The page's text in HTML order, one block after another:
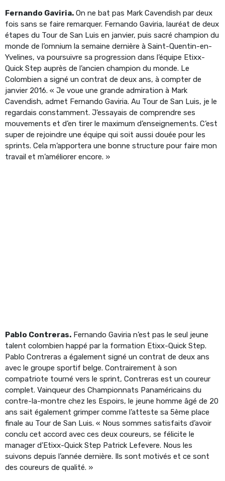
Fernando Gaviria. On ne bat pas Mark Cavendish par deux
fois sans se faire remarquer. Fernando Gaviria, lauréat de deux
étapes du Tour de San Luis en janvier, puis sacré champion du
monde de l’omnium la semaine dernière à Saint-Quentin-en-
Yvelines, va poursuivre sa progression dans l’équipe Etixx-
Quick Step auprès de l’ancien champion du monde. Le
Colombien a signé un contrat de deux ans, à compter de
janvier 2016. « Je voue une grande admiration à Mark
Cavendish, admet Fernando Gaviria. Au Tour de San Luis, je le
regardais constamment. J’essayais de comprendre ses
mouvements et d’en tirer le maximum d’enseignements. C’est
super de rejoindre une équipe qui soit aussi douée pour les
sprints. Cela m’apportera une bonne structure pour faire mon
travail et m’améliorer encore. »
Pablo Contreras. Fernando Gaviria n’est pas le seul jeune
talent colombien happé par la formation Etixx-Quick Step.
Pablo Contreras a également signé un contrat de deux ans
avec le groupe sportif belge. Contrairement à son
compatriote tourné vers le sprint, Contreras est un coureur
complet. Vainqueur des Championnats Panaméricains du
contre-la-montre chez les Espoirs, le jeune homme âgé de 20
ans sait également grimper comme l’atteste sa 5ème place
finale au Tour de San Luis. « Nous sommes satisfaits d’avoir
conclu cet accord avec ces deux coureurs, se félicite le
manager d’Etixx-Quick Step Patrick Lefevere. Nous les
suivons depuis l’année dernière. Ils sont motivés et ce sont
des coureurs de qualité. »